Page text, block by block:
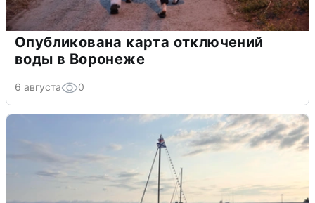
Опубликована карта отключений
воды в Воронеже
6 августа 0